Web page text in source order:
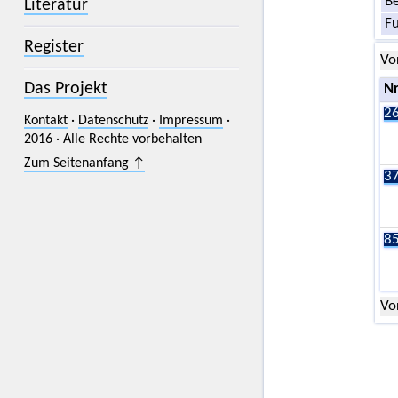
Literatur
Register
Das Projekt
Kontakt· Datenschutz· Impressum ·
2016 · Alle Rechte vorbehalten
Zum Seitenanfang ↑